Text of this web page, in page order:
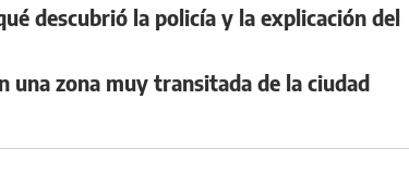
descubrió la policía y la explicación del
una zona muy transitada de la ciudad